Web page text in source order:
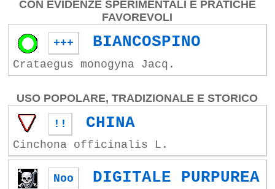
CON EVIDENZE SPERIMENTALI E PRATICHE
FAVOREVOLI
+++ BIANCOSPINO
Crataegus monogyna Jacq.
USO POPOLARE, TRADIZIONALE E STORICO
!! CHINA
Cinchona officinalis L.
Noo DIGITALE PURPUREA